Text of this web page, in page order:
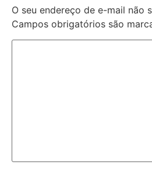
O seu endereço de e-mail não
Campos obrigatórios são